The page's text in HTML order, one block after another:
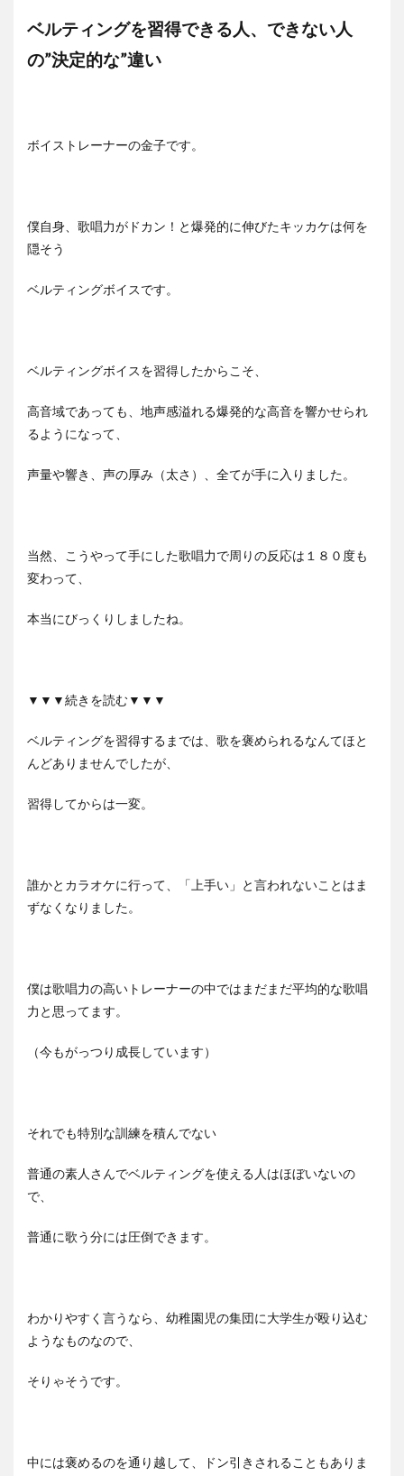
ベルティングを習得できる人、できない人
の”決定的な”違い
ボイストレーナーの金子です。
僕自身、歌唱力がドカン！と爆発的に伸びたキッカケは何を
隠そう
ベルティングボイスです。
ベルティングボイスを習得したからこそ、
高音域であっても、地声感溢れる爆発的な高音を響かせられ
るようになって、
声量や響き、声の厚み（太さ）、全てが手に入りました。
当然、こうやって手にした歌唱力で周りの反応は１８０度も
変わって、
本当にびっくりしましたね。
▼▼▼続きを読む▼▼▼
ベルティングを習得するまでは、歌を褒められるなんてほと
んどありませんでしたが、
習得してからは一変。
誰かとカラオケに行って、「上手い」と言われないことはま
ずなくなりました。
僕は歌唱力の高いトレーナーの中ではまだまだ平均的な歌唱
力と思ってます。
（今もがっつり成長しています）
それでも特別な訓練を積んでない
普通の素人さんでベルティングを使える人はほぼいないの
で、
普通に歌う分には圧倒できます。
わかりやすく言うなら、幼稚園児の集団に大学生が殴り込む
ようなものなので、
そりゃそうです。
中には褒めるのを通り越して、ドン引きされることもありま